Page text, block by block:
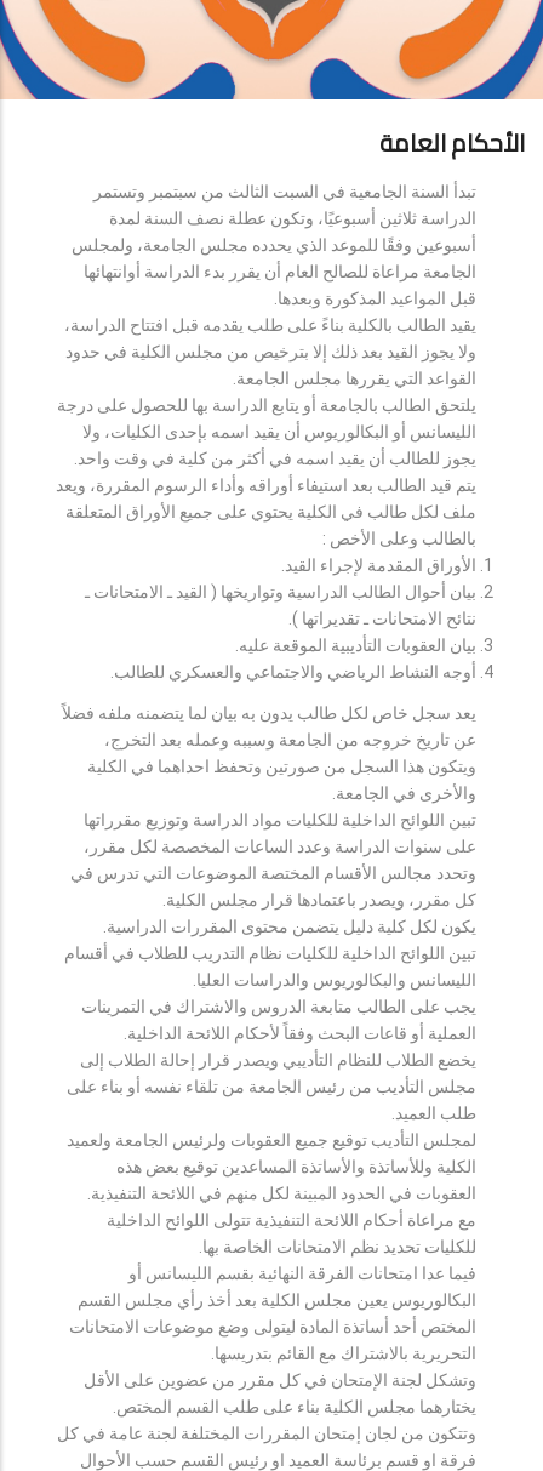
الأحكام العامة
تبدأ السنة الجامعية في السبت الثالث من سبتمبر وتستمر
الدراسة ثلاثين أسبوعيًا، وتكون عطلة نصف السنة لمدة
أسبوعين وفقًا للموعد الذي يحدده مجلس الجامعة، ولمجلس
الجامعة مراعاة للصالح العام أن يقرر بدء الدراسة أوانتهائها
قبل المواعيد المذكورة وبعدها.
يقيد الطالب بالكلية بناءً على طلب يقدمه قبل افتتاح الدراسة،
ولا يجوز القيد بعد ذلك إلا بترخيص من مجلس الكلية في حدود
القواعد التي يقررها مجلس الجامعة.
يلتحق الطالب بالجامعة أو يتابع الدراسة بها للحصول على درجة
الليسانس أو البكالوريوس أن يقيد اسمه بإحدى الكليات، ولا
يجوز للطالب أن يقيد اسمه في أكثر من كلية في وقت واحد.
يتم قيد الطالب بعد استيفاء أوراقه وأداء الرسوم المقررة، ويعد
ملف لكل طالب في الكلية يحتوي على جميع الأوراق المتعلقة
بالطالب وعلى الأخص :
الأوراق المقدمة لإجراء القيد.
بيان أحوال الطالب الدراسية وتواريخها ( القيد ـ الامتحانات ـ
نتائح الامتحانات ـ تقديراتها ).
بيان العقوبات التأديبية الموقعة عليه.
أوجه النشاط الرياضي والاجتماعي والعسكري للطالب.
يعد سجل خاص لكل طالب يدون به بيان لما يتضمنه ملفه فضلاً
عن تاريخ خروجه من الجامعة وسببه وعمله بعد التخرج،
ويتكون هذا السجل من صورتين وتحفظ احداهما في الكلية
والأخرى في الجامعة.
تبين اللوائح الداخلية للكليات مواد الدراسة وتوزيع مقرراتها
على سنوات الدراسة وعدد الساعات المخصصة لكل مقرر،
وتحدد مجالس الأقسام المختصة الموضوعات التي تدرس في
كل مقرر، ويصدر باعتمادها قرار مجلس الكلية.
يكون لكل كلية دليل يتضمن محتوى المقررات الدراسية.
تبين اللوائح الداخلية للكليات نظام التدريب للطلاب في أقسام
الليسانس والبكالوريوس والدراسات العليا.
يجب على الطالب متابعة الدروس والاشتراك في التمرينات
العملية أو قاعات البحث وفقاً لأحكام اللائحة الداخلية.
يخضع الطلاب للنظام التأديبي ويصدر قرار إحالة الطلاب إلى
مجلس التأديب من رئيس الجامعة من تلقاء نفسه أو بناء على
طلب العميد.
لمجلس التأديب توقيع جميع العقوبات ولرئيس الجامعة ولعميد
الكلية وللأساتذة والأساتذة المساعدين توقيع بعض هذه
العقوبات في الحدود المبينة لكل منهم في اللائحة التنفيذية.
مع مراعاة أحكام اللائحة التنفيذية تتولى اللوائح الداخلية
للكليات تحديد نظم الامتحانات الخاصة بها.
فيما عدا امتحانات الفرقة النهائية بقسم الليسانس أو
البكالوريوس يعين مجلس الكلية بعد أخذ رأي مجلس القسم
المختص أحد أساتذة المادة ليتولى وضع موضوعات الامتحانات
التحريرية بالاشتراك مع القائم بتدريسها.
وتشكل لجنة الإمتحان في كل مقرر من عضوين على الأقل
يختارهما مجلس الكلية بناء على طلب القسم المختص.
وتتكون من لجان إمتحان المقررات المختلفة لجنة عامة في كل
فرقة او قسم برئاسة العميد او رئيس القسم حسب الأحوال